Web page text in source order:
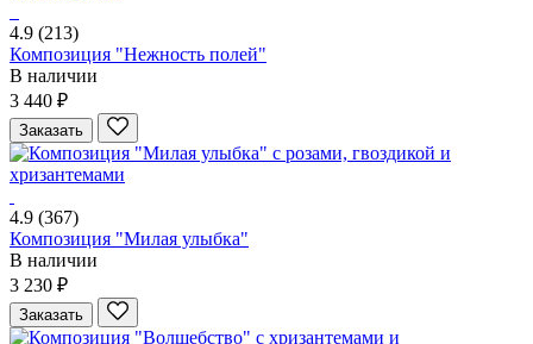
4.9 (213)
Композиция "Нежность полей"
В наличии
3 440 ₽
Заказать
4.9 (367)
Композиция "Милая улыбка"
В наличии
3 230 ₽
Заказать